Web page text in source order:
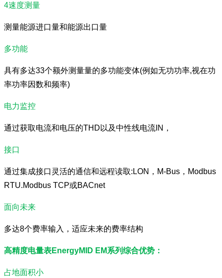
4速度测量
测量能源进口量和能源出口量
多功能
具有多达33个额外测量量的多功能变体(例如无功功率,视在功
率功率因数和频率)
电力监控
通过获取电流和电压的THD以及中性线电流IN，
接口
通过集成接口灵活的通信和远程读取:LON，M-Bus，Modbus
RTU.Modbus TCP或BACnet
面向未来
多达8个费率输入，适应未来的费率结构
高精度电量表EnergyMID EM系列综合优势：
占地面积小